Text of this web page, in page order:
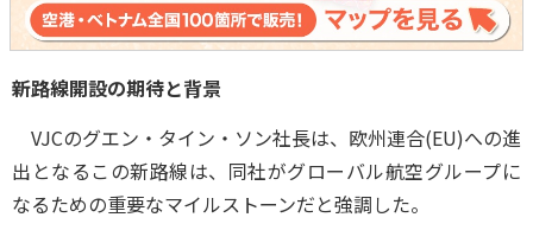
新路線開設の期待と背景
VJCのグエン・タイン・ソン社長は、欧州連合(EU)への進
出となるこの新路線は、同社がグローバル航空グループに
なるための重要なマイルストーンだと強調した。